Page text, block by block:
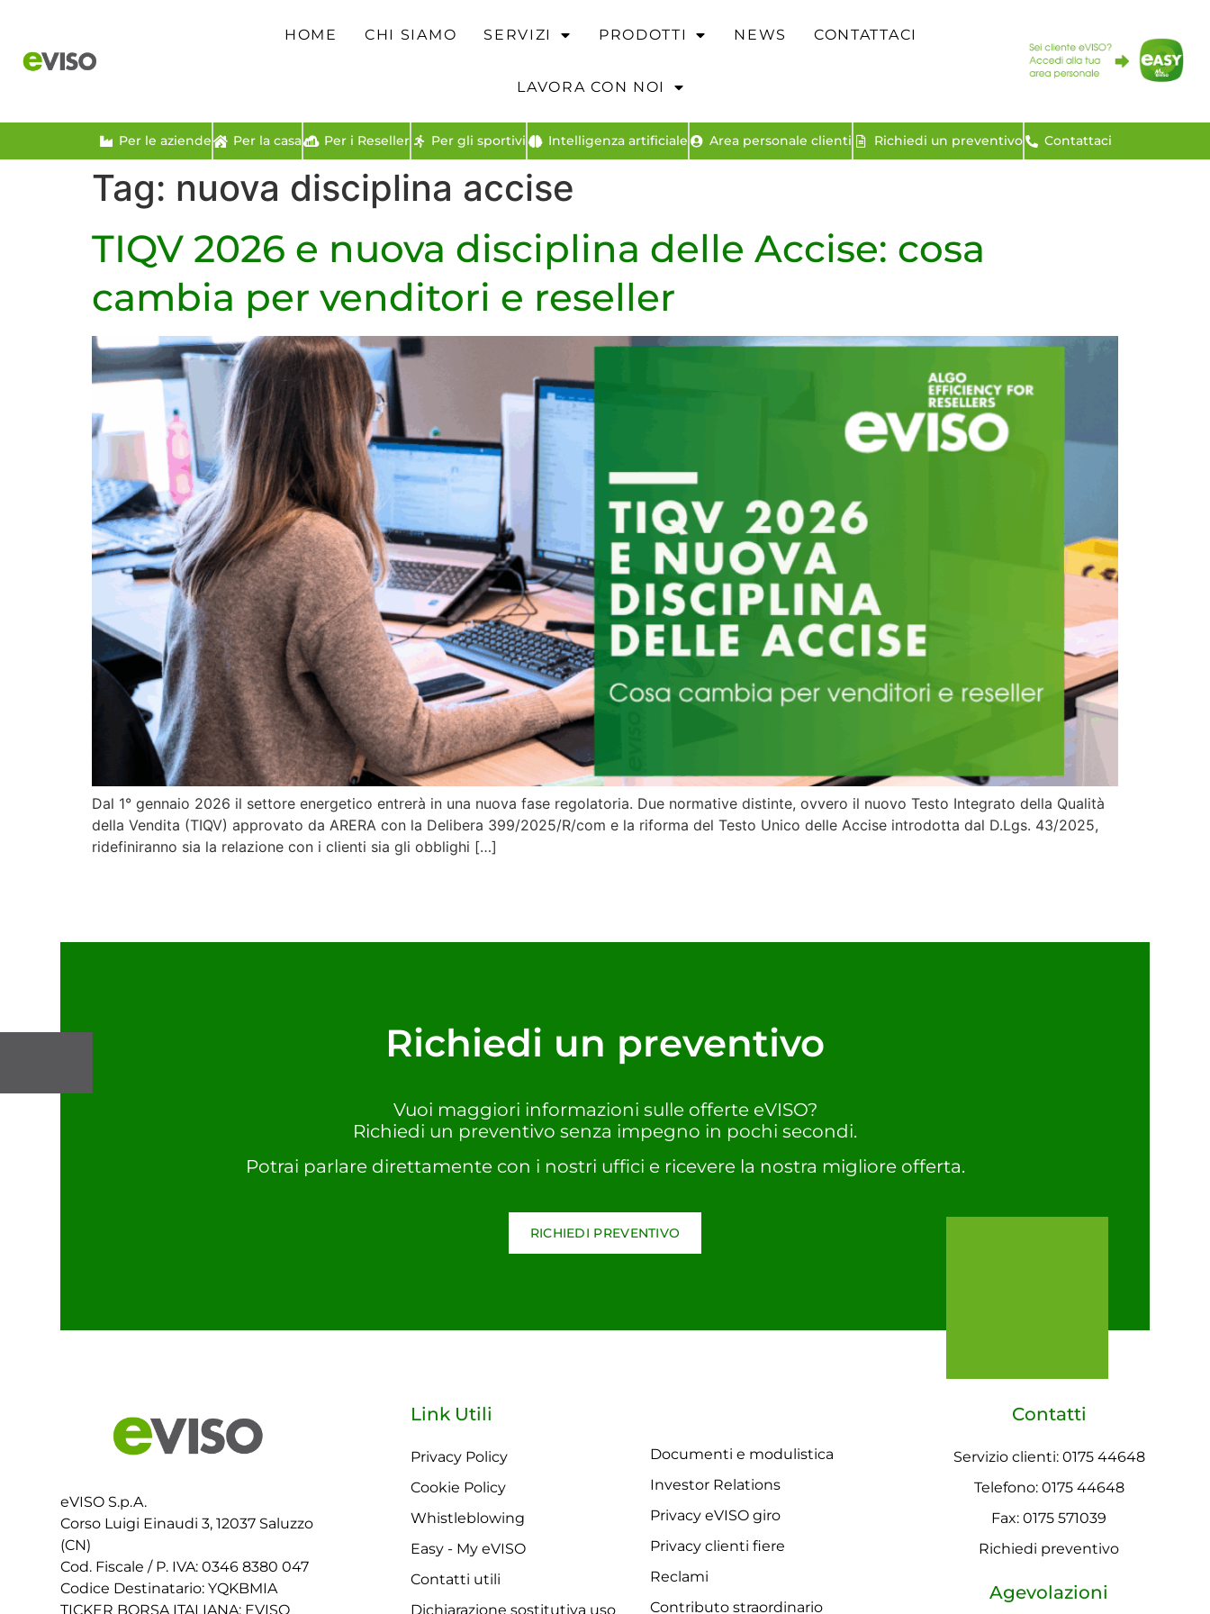
HOME CHI SIAMO SERVIZI PRODOTTI NEWS CONTATTACI
LAVORA CON NOI
Per le aziende Per la casa Per i Reseller Per gli sportivi Intelligenza artificiale Area personale clienti Richiedi un preventivo Contattaci
Tag: nuova disciplina accise
TIQV 2026 e nuova disciplina delle Accise: cosa
cambia per venditori e reseller
Dal 1° gennaio 2026 il settore energetico entrerà in una nuova fase regolatoria. Due normative distinte, ovvero il nuovo Testo Integrato della Qualità
della Vendita (TIQV) approvato da ARERA con la Delibera 399/2025/R/com e la riforma del Testo Unico delle Accise introdotta dal D.Lgs. 43/2025,
ridefiniranno sia la relazione con i clienti sia gli obblighi […]
Richiedi un preventivo
Vuoi maggiori informazioni sulle offerte eVISO?
Richiedi un preventivo senza impegno in pochi secondi.
Potrai parlare direttamente con i nostri uffici e ricevere la nostra migliore offerta.
RICHIEDI PREVENTIVO
eVISO S.p.A.
Corso Luigi Einaudi 3, 12037 Saluzzo
(CN)
Cod. Fiscale / P. IVA: 0346 8380 047
Codice Destinatario: YQKBMIA
TICKER BORSA ITALIANA: EVISO
Link Utili
Privacy Policy
Cookie Policy
Whistleblowing
Easy - My eVISO
Contatti utili
Dichiarazione sostitutiva uso
Documenti e modulistica
Investor Relations
Privacy eVISO giro
Privacy clienti fiere
Reclami
Contributo straordinario
Contatti
Servizio clienti: 0175 44648
Telefono: 0175 44648
Fax: 0175 571039
Richiedi preventivo
Agevolazioni